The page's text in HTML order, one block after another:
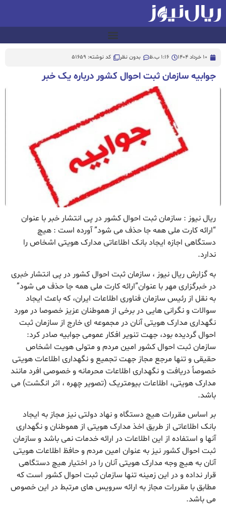
10 خرداد 1404 1:16 ب.ظ بدون نظر کد نوشته: 51659
جوابیه سازمان ثبت احوال کشور درباره یک خبر
ریال نیوز : سازمان ثبت احوال کشور در پی انتشار خبر با عنوان
“ارائه کارت ملی همه جا حذف می شود” آورده است : هیچ
دستگاهی اجازه ایجاد بانک اطلاعاتی مدارک هویتی اشخاص را
ندارد.
به گزارش ریال نیوز ، سازمان ثبت احوال کشور در پی انتشار خبری
در خبرگزاری مهر با عنوان”ارائه کارت ملی همه جا حذف می شود”
به نقل از رئیس سازمان فناوری اطلاعات ایران، که باعث ایجاد
سوالات و نگرانی هایی در برخی از هموطنان عزیز خصوصا در مورد
نگهداری مدارک هویتی آنان در مجموعه ای خارج از سازمان ثبت
احوال گردیده بود، جهت تنویر افکار عمومی جوابیه صادر کرد:
سازمان ثبت احوال کشور امین مردم و متولی هویت اشخاص
حقیقی و تنها مرجع مجاز جهت تجمیع و نگهداری اطلاعات هویتی
خصوصاً دریافت و نگهداری اطلاعات محرمانه و خصوصی افرد مانند
مدارک هویتی، اطلاعات بیومتریک (تصویر چهره ، اثر انگشت) می
باشد.
بر اساس مقررات هیچ دستگاه و نهاد دولتی نیز مجاز به ایجاد
بانک اطلاعاتی از طریق اخذ مدارک هویتی از هموطنان و نگهداری
آنها و استفاده از این اطلاعات در ارائه خدمات نمی باشد و سازمان
ثبت احوال کشور نیز به عنوان امین مردم و حافظ اطلاعات هویتی
آنان به هیچ وجه مدارک هویتی آنان را در اختیار هیچ دستگاهی
قرار نداده و در این زمینه تنها سازمان ثبت احوال کشور است که
مطابق با مقررات مجاز به ارائه سرویس های مرتبط در این خصوص
می باشد.